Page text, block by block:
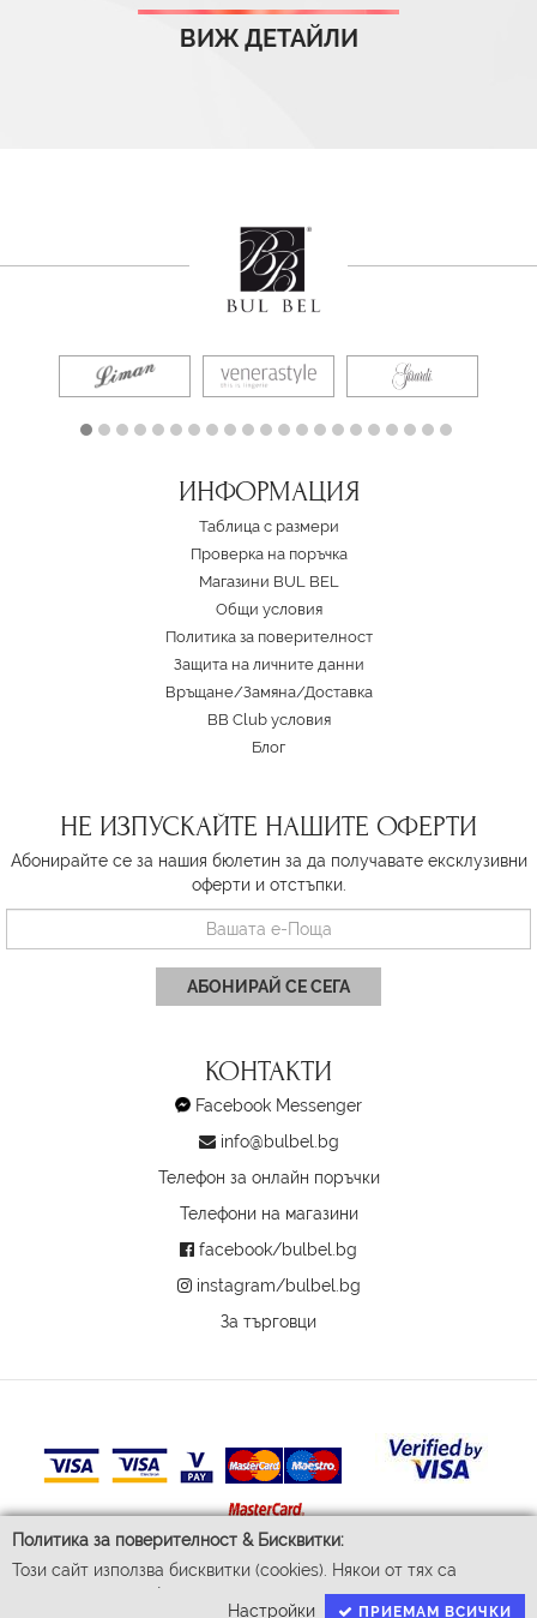
Политика за поверителност & Бисквитки:
Този сайт използва бисквитки (cookies). Някои от тях са
задължителни за функционирането му, докато други ни
Настройки ПРИЕМАМ ВСИЧКИ
ВИЖ ДЕТАЙЛИ
ИНФОРМАЦИЯ
Таблица с размери
Проверка на поръчка
Магазини BUL BEL
Oбщи условия
Политика за поверителност
Защита на личните данни
Връщане/Замяна/Доставка
BB Club условия
Блог
НЕ ИЗПУСКАЙТЕ НАШИТЕ ОФЕРТИ
Абонирайте се за нашия бюлетин за да получавате ексклузивни
оферти и отстъпки.
АБОНИРАЙ СЕ СЕГА
КОНТАКТИ
Facebook Messenger
info@bulbel.bg
Телефон за онлайн поръчки
Телефони на магазини
facebook/bulbel.bg
instagram/bulbel.bg
За търговци
© 2026 Бул-Бел ЕООД
Всички права запазени